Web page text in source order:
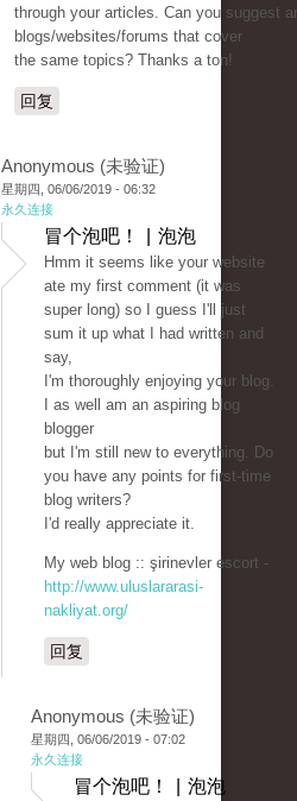
through your articles. Can you suggest
blogs/websites/forums that cover
the same topics? Thanks a ton!
回复
Anonymous (未验证)
星期四, 06/06/2019 - 06:32
永久连接
冒个泡吧！ | 泡泡
Hmm it seems like your website
ate my first comment (it was
super long) so I guess I'll just
sum it up what I had written and
say,
I'm thoroughly enjoying your blog.
I as well am an aspiring blog
blogger
but I'm still new to everything. Do
you have any points for first-time
blog writers?
I'd really appreciate it.
My web blog :: şirinevler escort -
http://www.uluslararasi-
nakliyat.org/
回复
Anonymous (未验证)
星期四, 06/06/2019 - 07:02
永久连接
冒个泡吧！ | 泡泡